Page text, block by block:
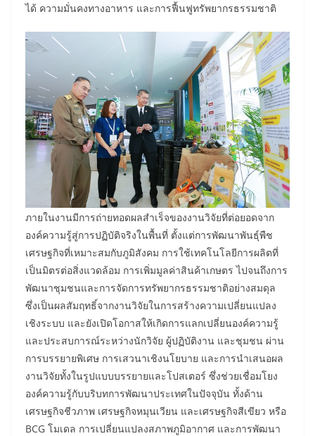
ได้ ความมั่นคงทางอาหาร และการฟื้นฟูทรัพยากรธรรมชาติ
ภายในงานมีการถ่ายทอดผลสำเร็จของงานวิจัยที่ต่อยอดจาก
องค์ความรู้สู่การปฏิบัติจริงในพื้นที่ ตั้งแต่การพัฒนาพันธุ์พืช
เศรษฐกิจที่เหมาะสมกับภูมิสังคม การใช้เทคโนโลยีการผลิตที่
เป็นมิตรต่อสิ่งแวดล้อม การเพิ่มมูลค่าสินค้าเกษตร ไปจนถึงการ
พัฒนาชุมชนและการจัดการทรัพยากรธรรมชาติอย่างสมดุล
ซึ่งเป็นผลสัมฤทธิ์จากงานวิจัยในการสร้างความเปลี่ยนแปลง
เชิงระบบ และยังเปิดโอกาสให้เกิดการแลกเปลี่ยนองค์ความรู้
และประสบการณ์ระหว่างนักวิจัย ผู้ปฏิบัติงาน และชุมชน ผ่าน
การบรรยายพิเศษ การเสวนาเชิงนโยบาย และการนำเสนอผล
งานวิจัยทั้งในรูปแบบบรรยายและโปสเตอร์ ซึ่งช่วยเชื่อมโยง
องค์ความรู้กับบริบทการพัฒนาประเทศในปัจจุบัน ทั้งด้าน
เศรษฐกิจชีวภาพ เศรษฐกิจหมุนเวียน และเศรษฐกิจสีเขียว หรือ
BCG โมเดล การเปลี่ยนแปลงสภาพภูมิอากาศ และการพัฒนา